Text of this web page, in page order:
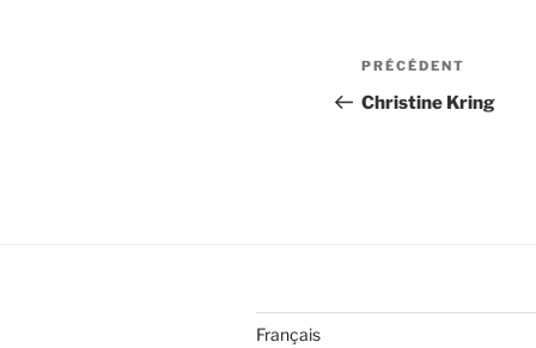
Navigation
de
Article
précédent
PRÉCÉDENT
Christine Kring
Français